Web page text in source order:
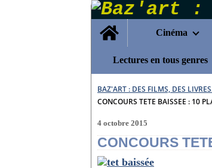
Home
Cinéma
Lectures en tous genres
BAZ'ART : DES FILMS, DES
CONCOURS TETE BAISSEE : 10
4 octobre 2015
CONCOURS